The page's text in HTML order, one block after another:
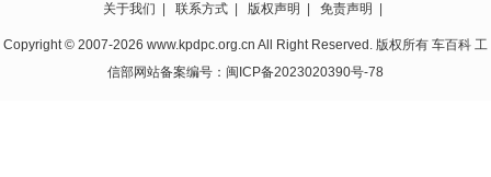
关于我们 联系方式 版权声明 免责声明
Copyright © 2007-2026 www.kpdpc.org.cn All Right Reserved. 版权所有 车百科 工
信部网站备案编号： 闽ICP备2023020390号-78